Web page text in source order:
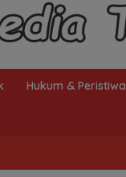
Hukum & Peristiwa